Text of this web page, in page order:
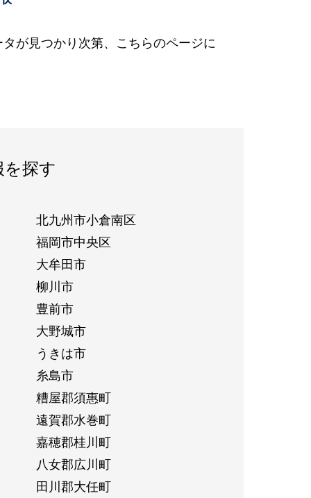
が見つかり次第、こちらのページに
探す
北九州市小倉南区
福岡市中央区
大牟田市
柳川市
豊前市
大野城市
うきは市
糸島市
糟屋郡須惠町
遠賀郡水巻町
嘉穂郡桂川町
八女郡広川町
田川郡大任町